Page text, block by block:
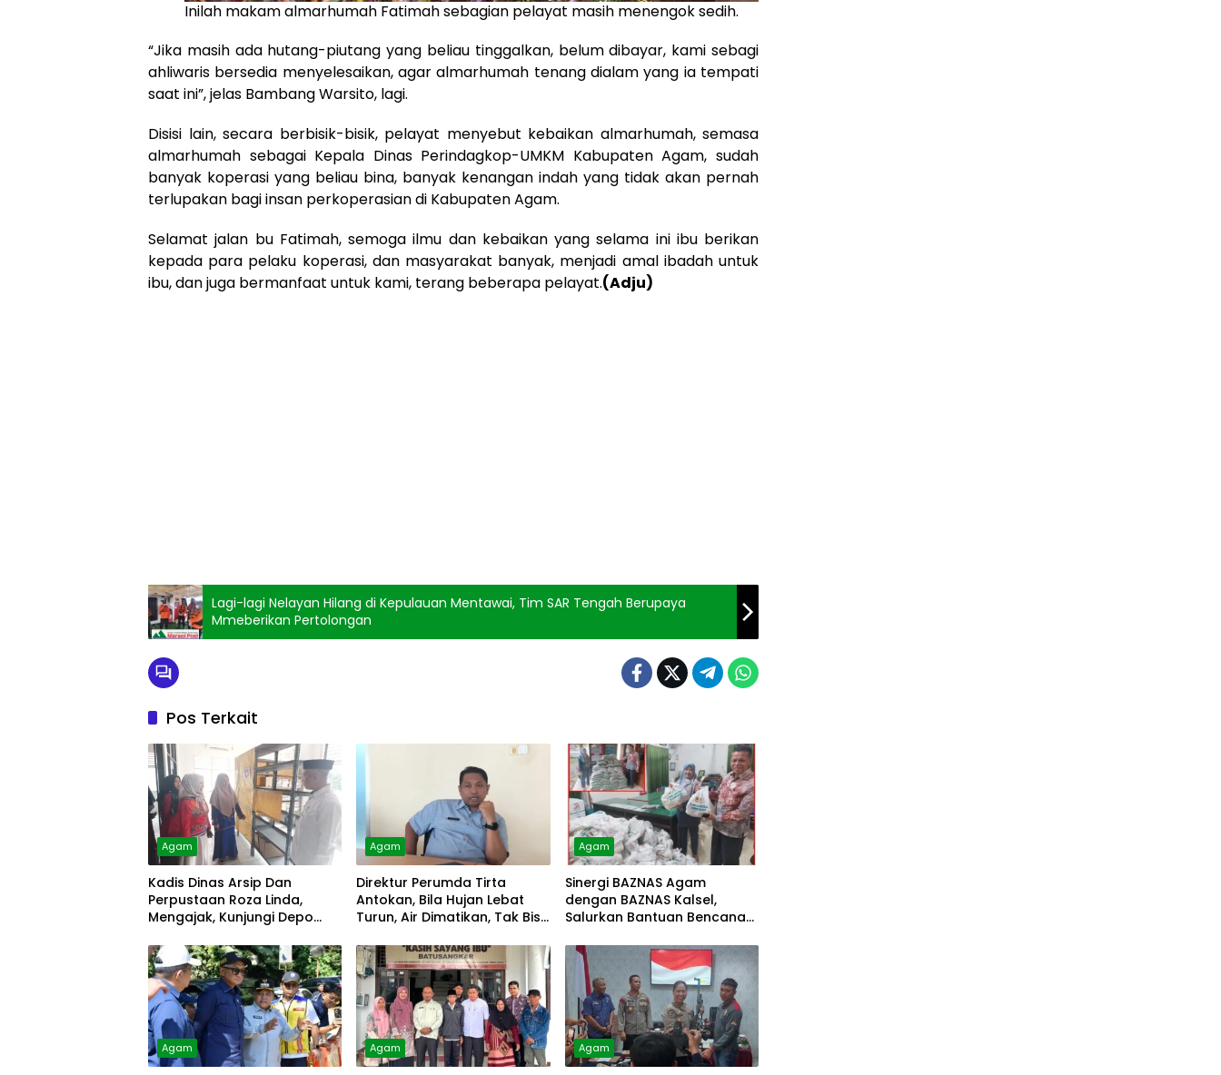
Inilah makam almarhumah Fatimah sebagian pelayat masih menengok sedih.
“Jika masih ada hutang-piutang yang beliau tinggalkan, belum dibayar, kami sebagi
ahliwaris bersedia menyelesaikan, agar almarhumah tenang dialam yang ia tempati
saat ini”, jelas Bambang Warsito, lagi.
Disisi lain, secara berbisik-bisik, pelayat menyebut kebaikan almarhumah, semasa
almarhumah sebagai Kepala Dinas Perindagkop-UMKM Kabupaten Agam, sudah
banyak koperasi yang beliau bina, banyak kenangan indah yang tidak akan pernah
terlupakan bagi insan perkoperasian di Kabupaten Agam.
Selamat jalan bu Fatimah, semoga ilmu dan kebaikan yang selama ini ibu berikan
kepada para pelaku koperasi, dan masyarakat banyak, menjadi amal ibadah untuk
ibu, dan juga bermanfaat untuk kami, terang beberapa pelayat.(Adju)
Lagi-lagi Nelayan Hilang di Kepulauan Mentawai, Tim SAR Tengah Berupaya
Mmeberikan Pertolongan
Pos Terkait
Agam
Kadis Dinas Arsip Dan
Perpustaan Roza Linda,
Mengajak, Kunjungi Depo
Agam
Direktur Perumda Tirta
Antokan, Bila Hujan Lebat
Turun, Air Dimatikan, Tak Bisa
Agam
Sinergi BAZNAS Agam
dengan BAZNAS Kalsel,
Salurkan Bantuan Bencana
Agam Agam Agam